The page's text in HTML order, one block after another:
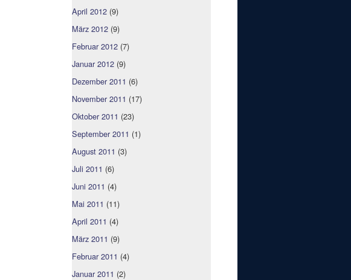
April 2012 (9)
März 2012 (9)
Februar 2012 (7)
Januar 2012 (9)
Dezember 2011 (6)
November 2011 (17)
Oktober 2011 (23)
September 2011 (1)
August 2011 (3)
Juli 2011 (6)
Juni 2011 (4)
Mai 2011 (11)
April 2011 (4)
März 2011 (9)
Februar 2011 (4)
Januar 2011 (2)